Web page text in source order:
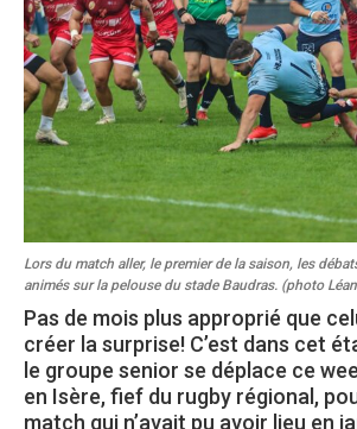
Lors du match aller, le premier de la saison, les
animés sur la pelouse du stade Baudras. (photo
Pas de mois plus approprié que
créer la surprise! C’est dans cet
le groupe senior se déplace ce
en Isère, fief du rugby régional,
match qui n’avait pu avoir lieu en